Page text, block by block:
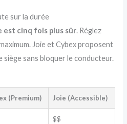
sur la durée
est cinq fois plus sûr. Réglez
Joie et Cybex proposent
sans bloquer le conducteur.
(Premium) Joie (Accessible)
$$